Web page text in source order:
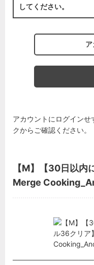
してください。
アカウントにログイン
クからご確認ください。
【M】【30日以内
Merge
────────────────